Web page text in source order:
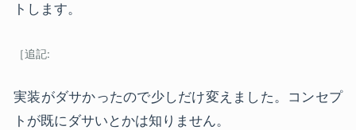
トします。
実装がダサかったので少しだけ変えました。コンセプ
トが既にダサいとかは知りません。